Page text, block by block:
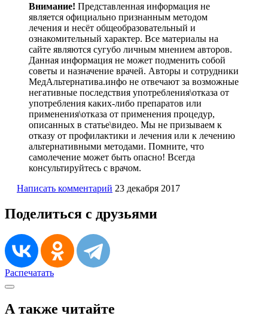
Внимание! Представленная информация не
является официально признанным методом
лечения и несёт общеобразовательный и
ознакомительный характер. Все материалы на
сайте являются сугубо личным мнением авторов.
Данная информация не может подменить собой
советы и назначение врачей. Авторы и сотрудники
МедАльтернатива.инфо не отвечают за возможные
негативные последствия употребления\отказа от
употребления каких-либо препаратов или
применения\отказа от применения процедур,
описанных в статье\видео. Мы не призываем к
отказу от профилактики и лечения или к лечению
альтернативными методами. Помните, что
самолечение может быть опасно! Всегда
консультируйтесь с врачом.
Написать комментарий 23 декабря 2017
Поделиться с друзьями
Распечатать
А также читайте